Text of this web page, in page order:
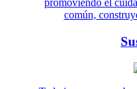
promoviendo el
común,